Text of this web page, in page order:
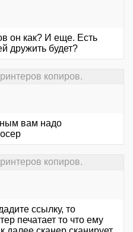
он как? И еще. Есть
дружить будет?
копиров.
вам надо
копиров.
ссылку, то
печатает то что ему